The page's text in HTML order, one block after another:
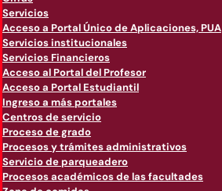
Servicios
Acceso a Portal Único de Aplicaciones, PUA
Servicios institucionales
Servicios Financieros
Acceso al Portal del Profesor
Acceso a Portal Estudiantil
Ingreso a más portales
Centros de servicio
Proceso de grado
Procesos y trámites administrativos
Servicio de parqueadero
Procesos académicos de las facultades